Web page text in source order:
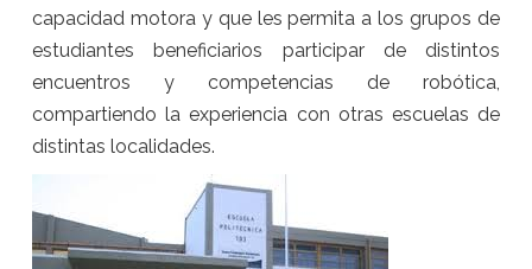
capacidad motora y que les permita a los grupos de
estudiantes beneficiarios participar de distintos
encuentros y competencias de robótica,
compartiendo la experiencia con otras escuelas de
distintas localidades.